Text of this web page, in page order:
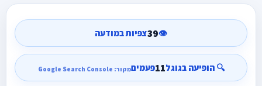
👁️
39צפיות במודעה
🔍 הופיעה בגוגל11פעמיםמקור: Google Search Console